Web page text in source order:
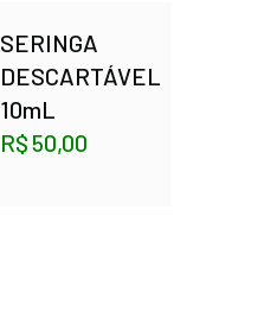
SERINGA
DESCARTÁVEL
10mL
R$50,00